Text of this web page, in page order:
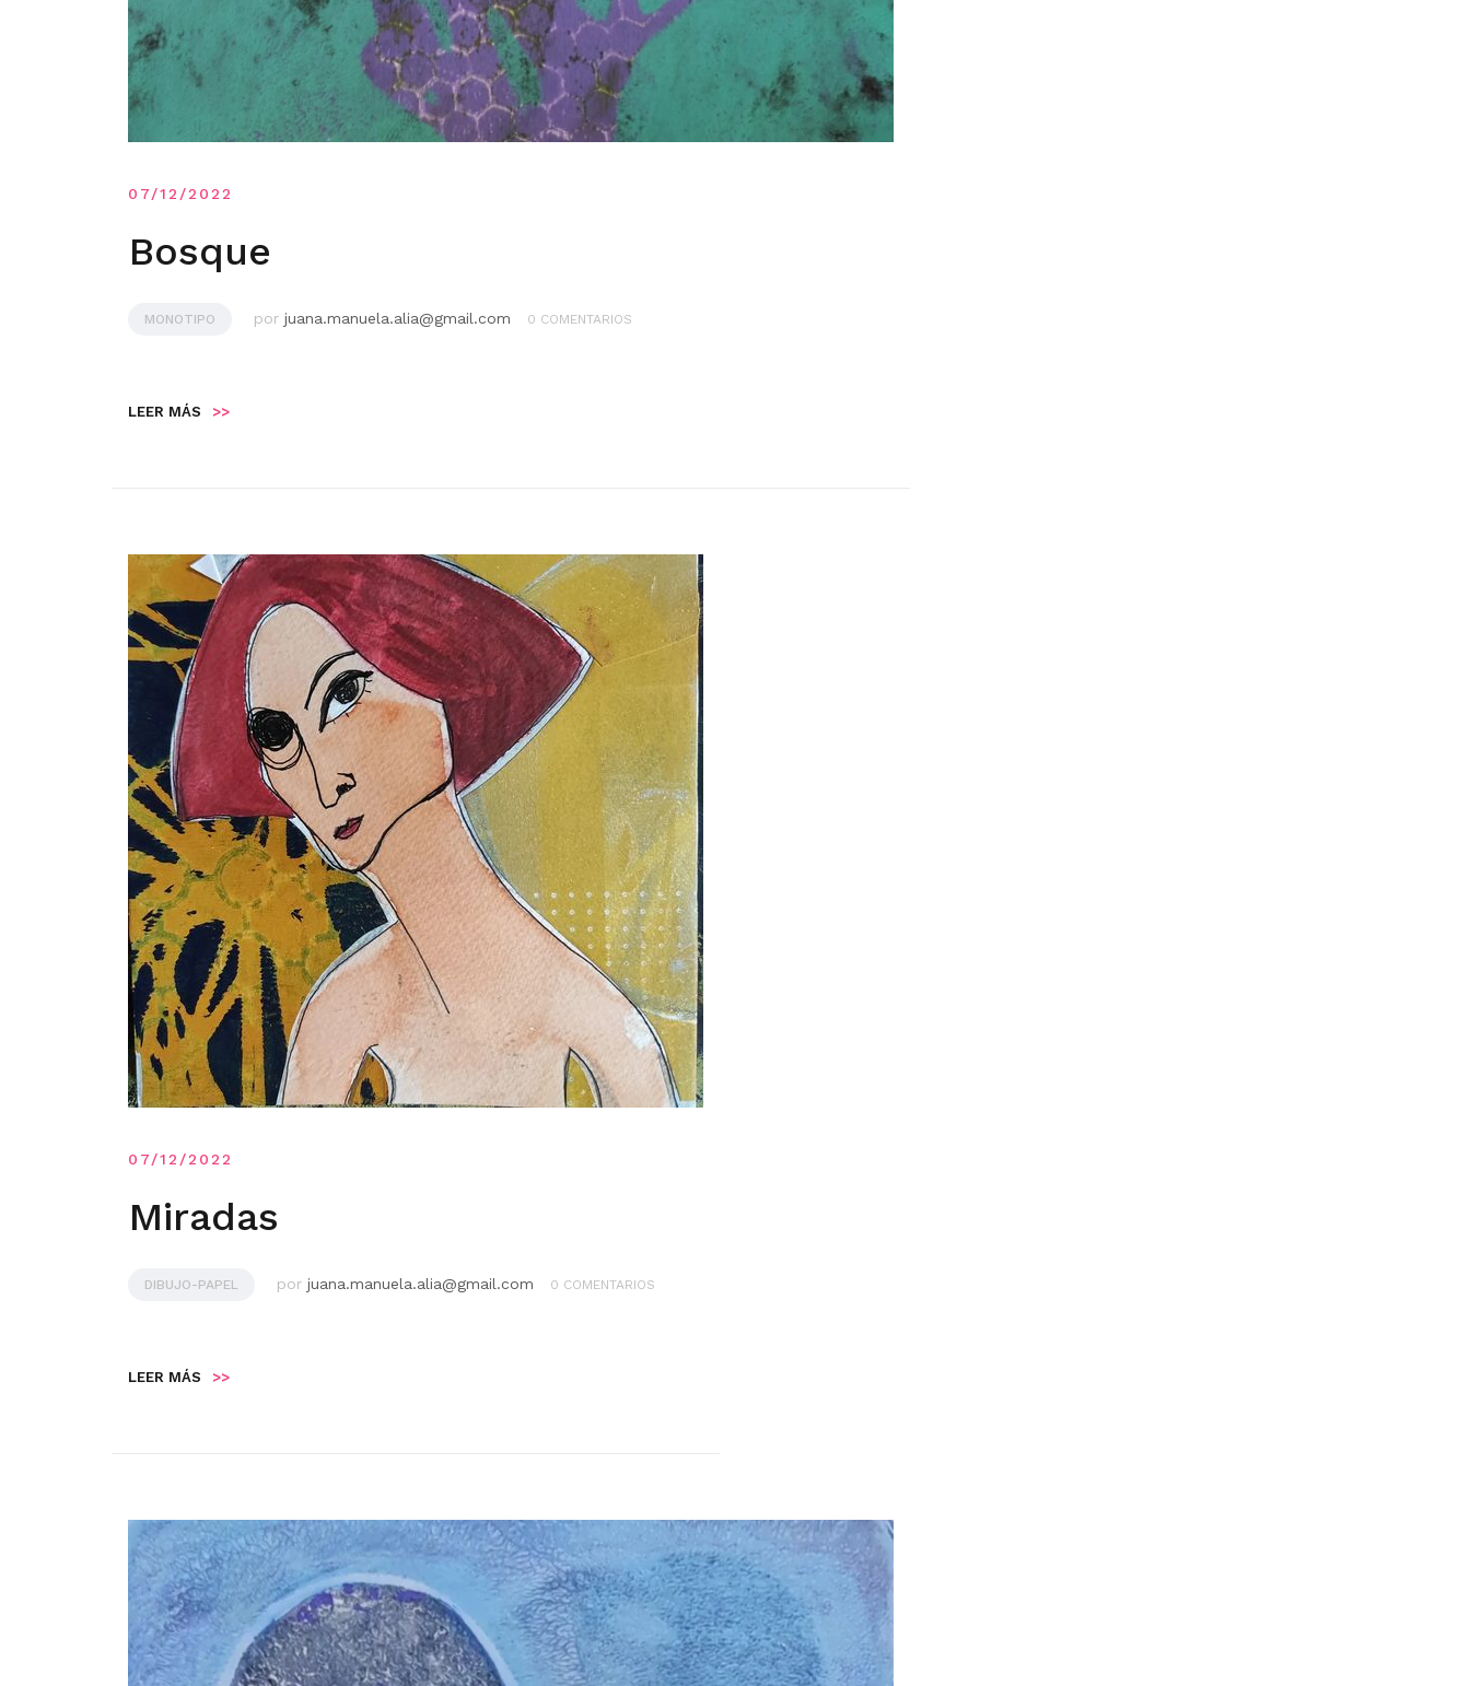
07/12/2022
Bosque
MONOTIPO por juana.manuela.alia@gmail.com 0 COMENTARIOS
LEER MÁS >>
07/12/2022
Miradas
DIBUJO-PAPEL por juana.manuela.alia@gmail.com 0 COMENTARIOS
LEER MÁS >>